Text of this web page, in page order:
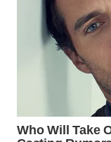
WN
SIMALUNGUN
WN